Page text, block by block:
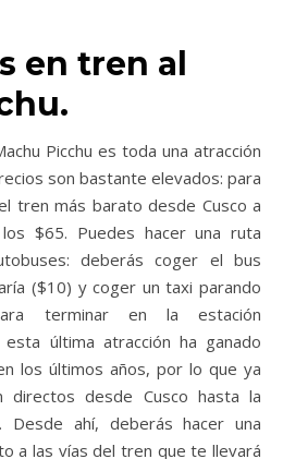
en tren al
Picchu es toda una atracción
son bastante elevados: para
tren más barato desde Cusco a
$65. Puedes hacer una ruta
deberás coger el bus
($10) y coger un taxi parando
terminar en la estación
última atracción ha ganado
los últimos años, por lo que ya
directos desde Cusco hasta la
Desde ahí, deberás hacer una
a las vías del tren que te llevará